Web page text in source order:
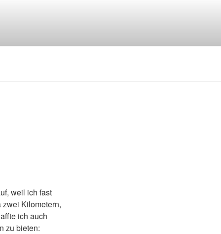
weil ich fast
zwei Kilometern,
ich auch
zu bieten: